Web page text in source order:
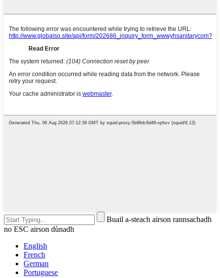
Buail a-steach airson rannsachadh
no ESC airson dùnadh
English
French
German
Portuguese